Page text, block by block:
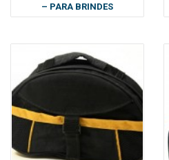
– PARA BRINDES